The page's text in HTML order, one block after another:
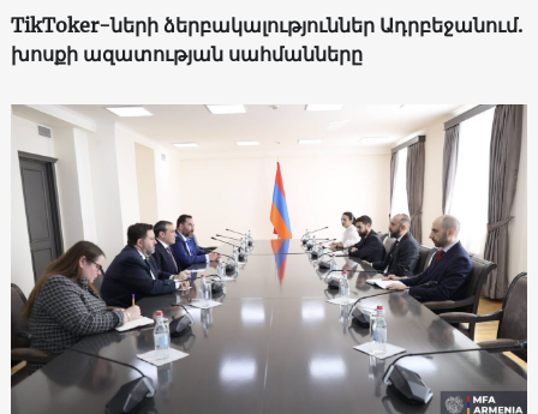
TikToker-ների ձերբակալություններ Ադրբեջանում.
խոսքի ազատության սահմանները